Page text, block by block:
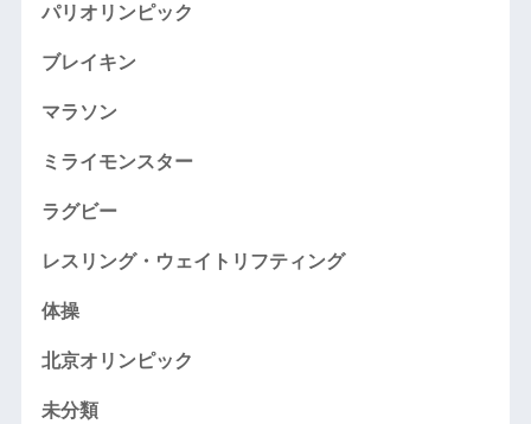
パリオリンピック
ブレイキン
マラソン
ミライモンスター
ラグビー
レスリング・ウェイトリフティング
体操
北京オリンピック
未分類